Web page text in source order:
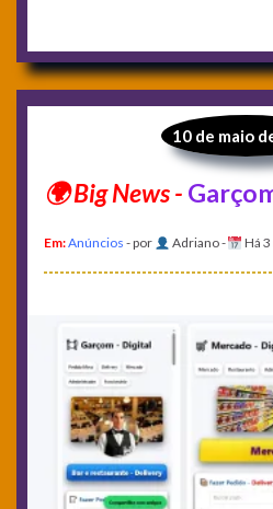
10 de maio
Em:Anúncios - por Adriano- Há